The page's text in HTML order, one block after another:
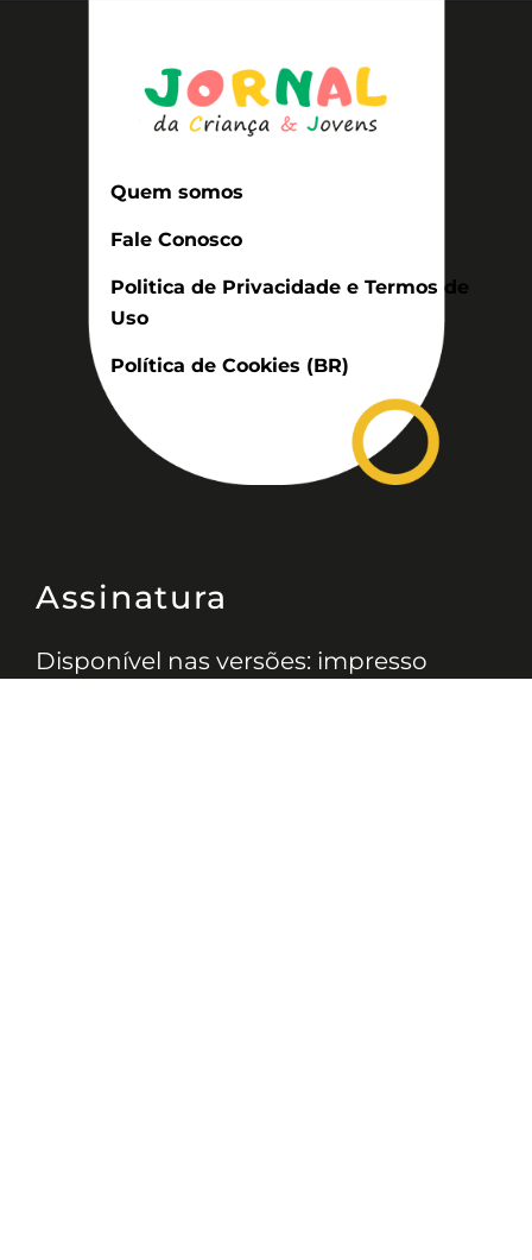
Quem somos
Fale Conosco
Politica de Privacidade e Termos de
Uso
Política de Cookies (BR)
Assinatura
Disponível nas versões: impresso